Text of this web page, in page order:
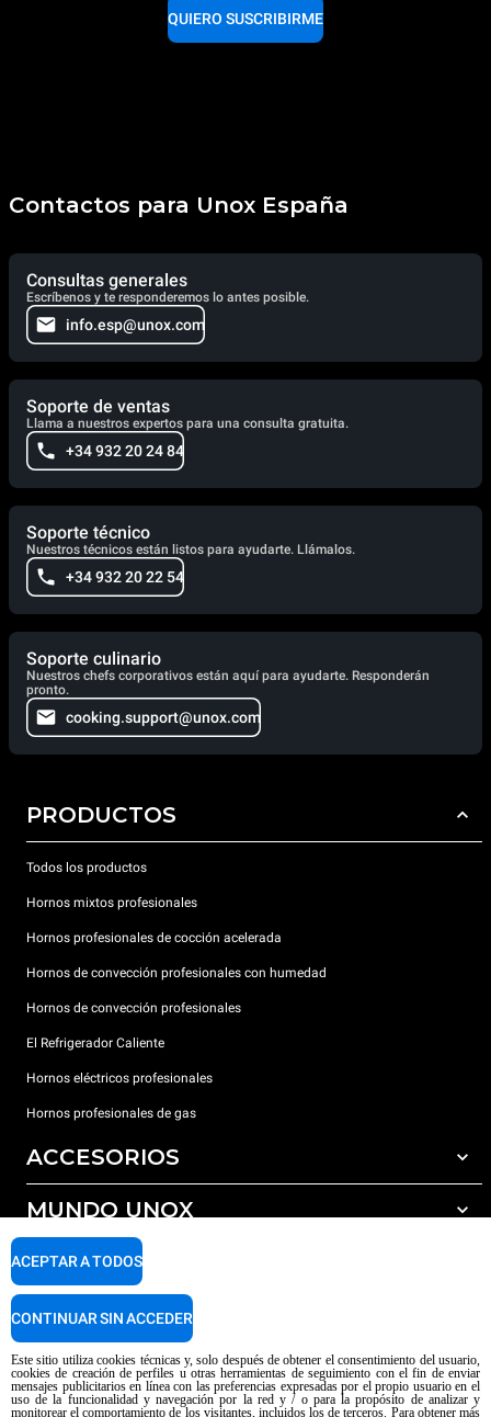
QUIERO SUSCRIBIRME
Contactos para Unox España
Consultas generales
Escríbenos y te responderemos lo antes posible.
info.esp@unox.com
Soporte de ventas
Llama a nuestros expertos para una consulta gratuita.
+34 932 20 24 84
Soporte técnico
Nuestros técnicos están listos para ayudarte. Llámalos.
+34 932 20 22 54
Soporte culinario
Nuestros chefs corporativos están aquí para ayudarte. Responderán
pronto.
cooking.support@unox.com
PRODUCTOS
Todos los productos
Hornos mixtos profesionales
Hornos profesionales de cocción acelerada
Hornos de convección profesionales con humedad
Hornos de convección profesionales
El Refrigerador Caliente
Hornos eléctricos profesionales
Hornos profesionales de gas
ACCESORIOS
Todos los accesorios
Detergentes para lavado automático
Detergentes para lavado manual
Tratamiento de agua con filtros de resina
MUNDO UNOX
Nuestras sedes en el mundo
SOPORTE
Garantía Unox
Centros de servicio técnico
Aviso sobre el contenido generado por IA
Privacy policy Cookie policy
Este sitio utiliza cookies técnicas y, solo después de obtener el consentimiento del usuario,
cookies de creación de perfiles u otras herramientas de seguimiento con el fin de enviar
mensajes publicitarios en línea con las preferencias expresadas por el propio usuario en el
uso de la funcionalidad y navegación por la red y / o para la propósito de analizar y
monitorear el comportamiento de los visitantes, incluidos los de terceros. Para obtener más
ACEPTAR A TODOS
CONTINUAR SIN ACCEDER